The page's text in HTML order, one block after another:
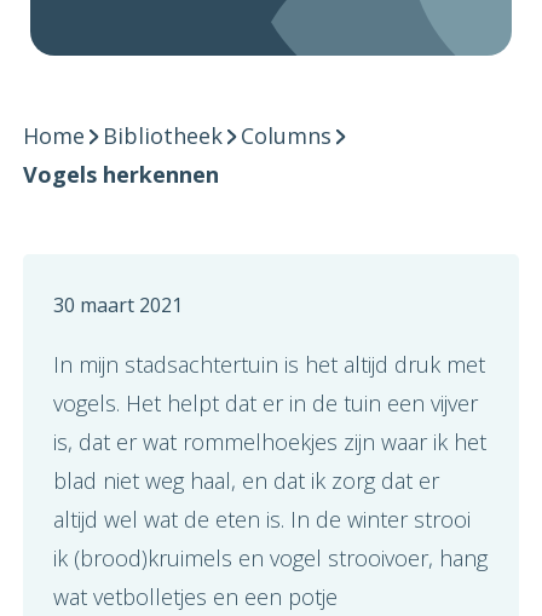
Home Bibliotheek
Columns
Vogels herkennen
30 maart 2021
In mijn stadsachtertuin is het altijd druk met
vogels. Het helpt dat er in de tuin een vijver
is, dat er wat rommelhoekjes zijn waar ik het
blad niet weg haal, en dat ik zorg dat er
altijd wel wat de eten is. In de winter strooi
ik (brood)kruimels en vogel strooivoer, hang
wat vetbolletjes en een potje